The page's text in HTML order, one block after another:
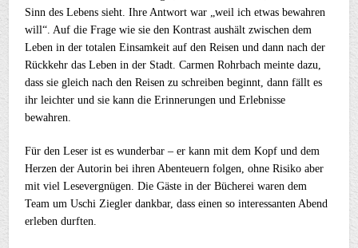
Sinn des Lebens sieht. Ihre Antwort war „weil ich etwas bewahren
will“. Auf die Frage wie sie den Kontrast aushält zwischen dem
Leben in der totalen Einsamkeit auf den Reisen und dann nach der
Rückkehr das Leben in der Stadt. Carmen Rohrbach meinte dazu,
dass sie gleich nach den Reisen zu schreiben beginnt, dann fällt es
ihr leichter und sie kann die Erinnerungen und Erlebnisse
bewahren.
Für den Leser ist es wunderbar – er kann mit dem Kopf und dem
Herzen der Autorin bei ihren Abenteuern folgen, ohne Risiko aber
mit viel Lesevergnügen. Die Gäste in der Bücherei waren dem
Team um Uschi Ziegler dankbar, dass einen so interessanten Abend
erleben durften.